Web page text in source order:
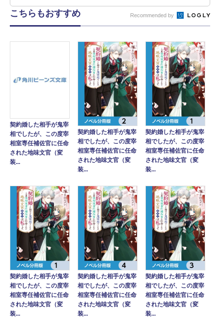
こちらもおすすめ Recommended by
契約婚した相手が鬼宰
相でしたが、この度宰
相室専任補佐官に任命
された地味文官（変
装...
契約婚した相手が鬼宰
相でしたが、この度宰
相室専任補佐官に任命
された地味文官（変
装...
契約婚した相手が鬼宰
相でしたが、この度宰
相室専任補佐官に任命
された地味文官（変
装...
契約婚した相手が鬼宰
相でしたが、この度宰
相室専任補佐官に任命
された地味文官（変
装...
契約婚した相手が鬼宰
相でしたが、この度宰
相室専任補佐官に任命
された地味文官（変
装...
契約婚した相手が鬼宰
相でしたが、この度宰
相室専任補佐官に任命
された地味文官（変
装...